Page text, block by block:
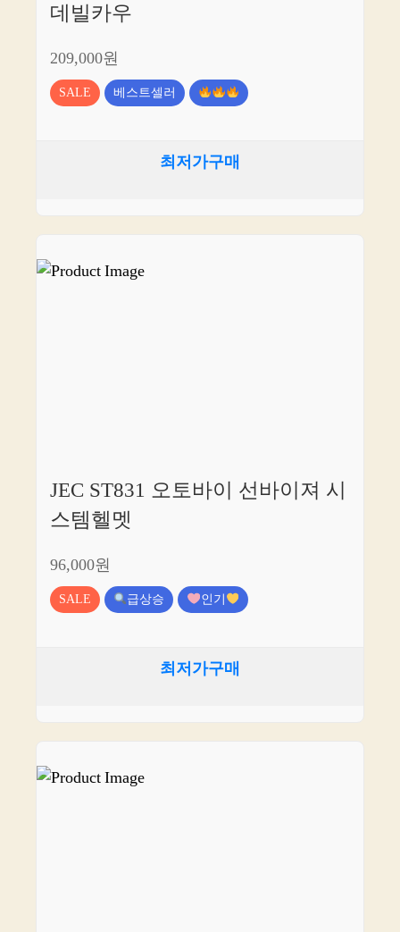
데빌카우
209,000원
SALE 베스트셀러
최저가구매
JEC ST831 오토바이 선바이져 시
스템헬멧
96,000원
SALE 급상승 인기
최저가구매